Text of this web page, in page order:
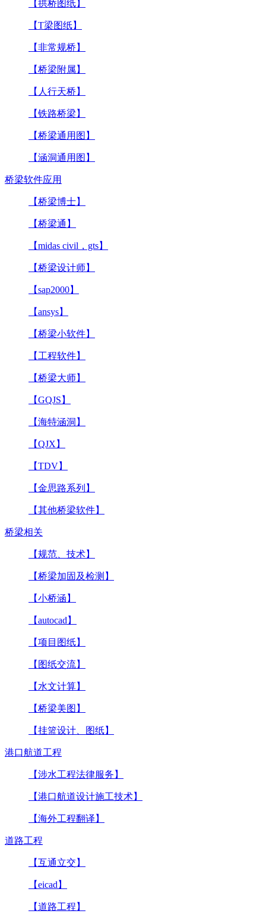
【拱桥图纸】
【T梁图纸】
【非常规桥】
【桥梁附属】
【人行天桥】
【铁路桥梁】
【桥梁通用图】
【涵洞通用图】
桥梁软件应用
【桥梁博士】
【桥梁通】
【midas civil，gts】
【桥梁设计师】
【sap2000】
【ansys】
【桥梁小软件】
【工程软件】
【桥梁大师】
【GQJS】
【海特涵洞】
【QJX】
【TDV】
【金思路系列】
【其他桥梁软件】
桥梁相关
【规范、技术】
【桥梁加固及检测】
【小桥涵】
【autocad】
【项目图纸】
【图纸交流】
【水文计算】
【桥梁美图】
【挂篮设计、图纸】
港口航道工程
【涉水工程法律服务】
【港口航道设计施工技术】
【海外工程翻译】
道路工程
【互通立交】
【eicad】
【道路工程】